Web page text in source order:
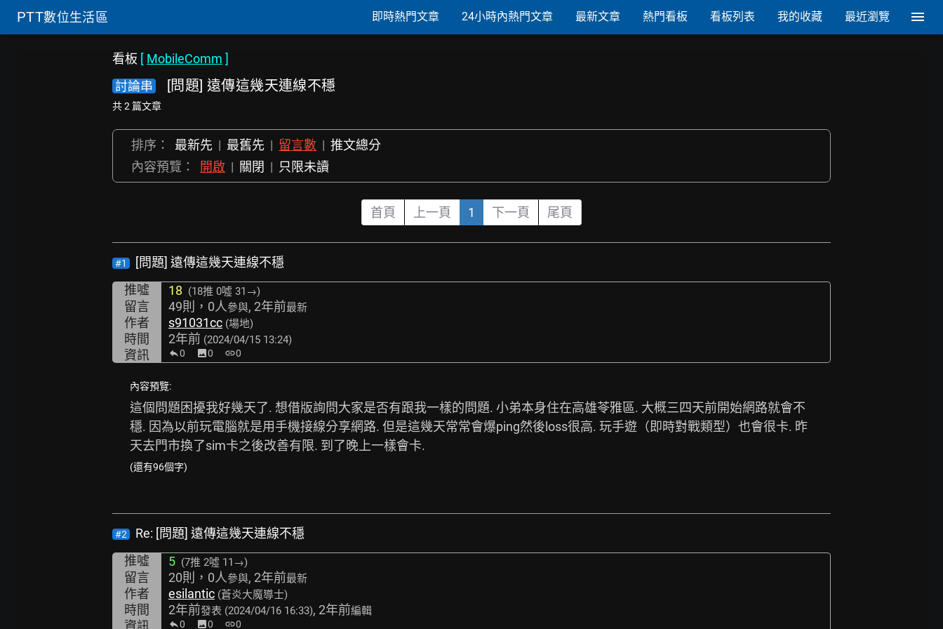
PTT數位生活區 即時熱門文章 24小時內熱門文章 最新文章 熱門看板 看板列表 我的收藏 最近瀏覽
看板 [ MobileComm ]
討論串
[問題] 遠傳這幾天連線不穩
共 2 篇文章
排序： 最新先 | 最舊先 | 留言數 | 推文總分
內容預覽：
開啟 | 關閉 | 只限未讀
首頁 上一頁 1 下一頁 尾頁
#1
[問題] 遠傳這幾天連線不穩
推噓
18 (18推 0噓 31→)
留言 49則，0人參與, 2年前最新
作者 s91031cc (場地)
時間 2年前 (2024/04/15 13:24)
資訊 0 image0 link0
內容預覽:
這個問題困擾我好幾天了. 想借版詢問大家是否有跟我一樣的問題. 小弟本身住在高雄苓雅區. 大概三四天前開始網路就會不
穩. 因為以前玩電腦就是用手機接線分享網路. 但是這幾天常常會爆ping然後loss很高. 玩手遊（即時對戰類型）也會很卡. 昨
天去門市換了sim卡之後改善有限. 到了晚上一樣會卡.
(還有96個字)
#2
Re: [問題] 遠傳這幾天連線不穩
推噓
5 (7推 2噓 11→)
留言 20則，0人參與, 2年前最新
作者 esilantic (蒼炎大魔導士)
時間 2年前發表 (2024/04/16 16:33), 2年前編輯
資訊 0 image0 link0